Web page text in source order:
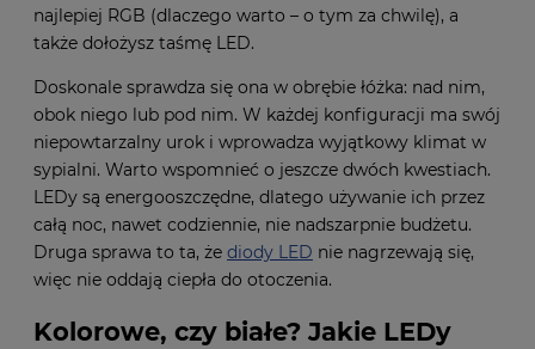
najlepiej RGB (dlaczego warto – o tym za chwilę), a
także dołożysz taśmę LED.
Doskonale sprawdza się ona w obrębie łóżka: nad nim,
obok niego lub pod nim. W każdej konfiguracji ma swój
niepowtarzalny urok i wprowadza wyjątkowy klimat w
sypialni. Warto wspomnieć o jeszcze dwóch kwestiach.
LEDy są energooszczędne, dlatego używanie ich przez
całą noc, nawet codziennie, nie nadszarpnie budżetu.
Druga sprawa to ta, że diody LED nie nagrzewają się,
więc nie oddają ciepła do otoczenia.
Kolorowe, czy białe? Jakie LEDy